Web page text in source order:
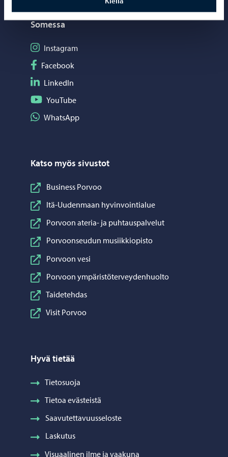
Somessa
Seuraa Instagram
Instagram
Seuraa Facebook
Facebook
Seuraa LinkedIn
LinkedIn
Seuraa YouTube
YouTube
Jaa WhatsApp
WhatsApp
Katso myös sivustot
Business Porvoo
Itä-Uudenmaan hyvinvointialue
Porvoon ateria- ja puhtauspalvelut
Porvoonseudun musiikkiopisto
Porvoon vesi
Porvoon ympäristöterveydenhuolto
Taidetehdas
Visit Porvoo
Hyvä tietää
Tietosuoja
Tietoa evästeistä
Saavutettavuusseloste
Laskutus
Visuaalinen ilme ja vaakuna